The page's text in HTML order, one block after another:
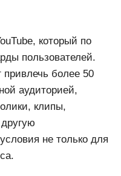
который по
пользователей.
привлечь более 50
аудиторией,
клипы,
не только для